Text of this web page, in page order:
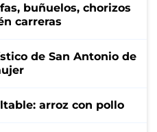
buñuelos, chorizos
carreras
de San Antonio de
arroz con pollo